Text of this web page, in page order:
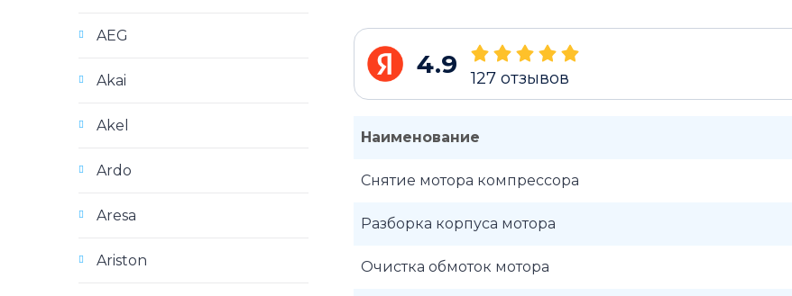
4.9 127 отзывов
Наименование
Снятие мотора компрессора
Разборка корпуса мотора
Очистка обмоток мотора
AEG
Akai
Akel
Ardo
Aresa
Ariston